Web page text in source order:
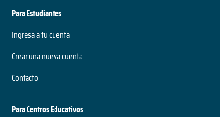
Para Estudiantes
Ingresa a tu cuenta
Crear una nueva cuenta
Contacto
Para Centros Educativos